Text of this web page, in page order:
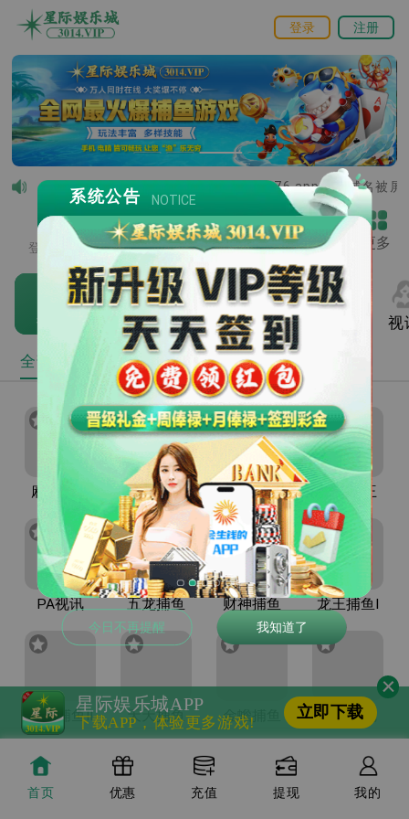
登录 注册
温馨提示：由于【076.app】主域名被
登录 注册
登录后才能查看余额 VIP 推广赚钱 客服 更多
热门 电子 捕鱼 棋牌 视
全部 收藏
麻将胡了 麻将胡了2 赏金船长 赏金女王
PA视讯 五龙捕鱼 财神捕鱼 龙王捕鱼I
龙王捕鱼II 天天捕鱼 金蟾捕鱼 德州扑克
星际娱乐城APP
下载APP，体验更多游戏!
立即下载
首页 优惠 充值 提现 我的
系统公告 NOTICE
今日不再提醒 我知道了